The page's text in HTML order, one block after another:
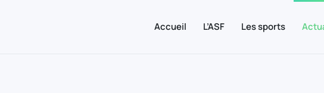
Accueil L’ASF Les sports